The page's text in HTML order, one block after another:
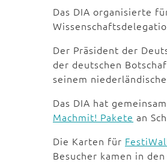
Das DIA organisierte
Der Präsident der
der deutschen
seinem
Das DIA hat
Machmit! Pakete an
Die Karten für
Besucher kamen in